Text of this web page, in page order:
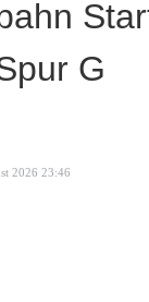
G
2026 23:46